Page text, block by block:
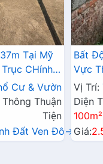
Tại Mỹ
CHính
Cư & Vườn
Thuận
Tiện
Đất Ven Đô→
Bất
Vực
Chính
Vị Trí:
Diện
100m²
Giá: